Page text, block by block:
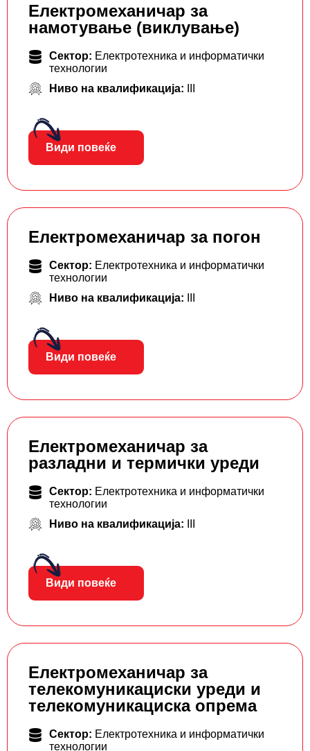
Електромеханичар за
намотување (виклување)
Сектор: Електротехника и информатички
технологии
Ниво на квалификација:
Види повеќе
Електромеханичар за погон
Сектор: Електротехника и информатички
технологии
Ниво на квалификација:
Види повеќе
Електромеханичар за
разладни и термички уреди
Сектор: Електротехника и информатички
технологии
Ниво на квалификација:
Види повеќе
Електромеханичар за
телекомуникациски уреди и
телекомуникациска опрема
Сектор: Електротехника и информатички
технологии